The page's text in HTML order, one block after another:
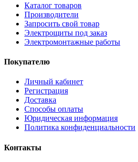
Каталог товаров
Производители
Запросить свой товар
Электрощиты под заказ
Электромонтажные работы
Покупателю
Личный кабинет
Регистрация
Доставка
Способы оплаты
Юридическая информация
Политика конфиденциальности
Контакты